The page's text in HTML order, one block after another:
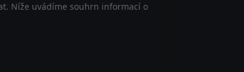
Níže uvádíme souhrn informací o